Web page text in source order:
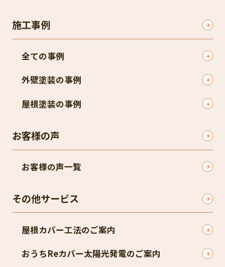
施工事例
全ての事例
外壁塗装の事例
屋根塗装の事例
お客様の声
お客様の声一覧
その他サービス
屋根カバー工法のご案内
おうちReカバー太陽光発電のご案内